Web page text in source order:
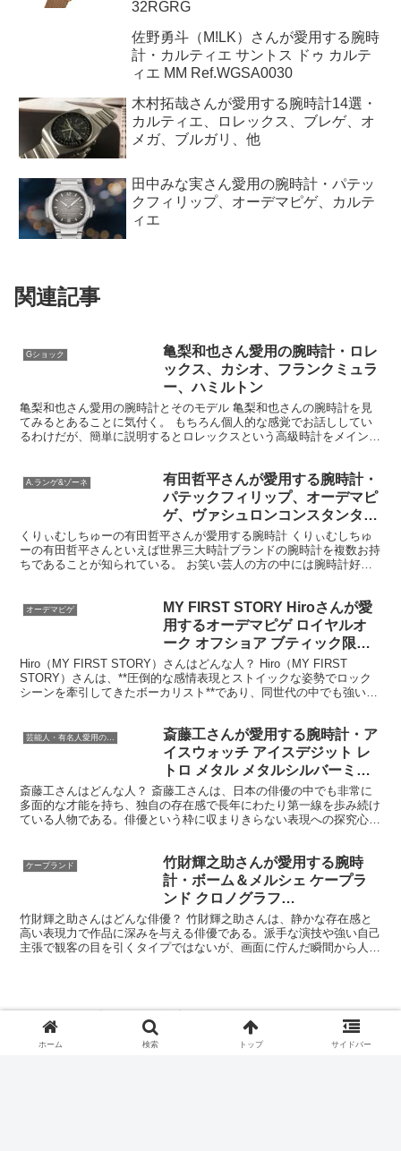
32RGRG
佐野勇斗（M!LK）さんが愛用する腕時
計・カルティエ サントス ドゥ カルテ
ィエ MM Ref.WGSA0030
木村拓哉さんが愛用する腕時計14選・
カルティエ、ロレックス、ブレゲ、オ
メガ、ブルガリ、他
田中みな実さん愛用の腕時計・パテッ
クフィリップ、オーデマピゲ、カルテ
ィエ
関連記事
Gショック
亀梨和也さん愛用の腕時計・ロレ
ックス、カシオ、フランクミュラ
ー、ハミルトン
亀梨和也さん愛用の腕時計とそのモデル 亀梨和也さんの腕時計を見
てみるとあることに気付く。 もちろん個人的な感覚でお話ししてい
るわけだが、簡単に説明するとロレックスという高級時計をメインと
A.ランゲ&ゾーネ
有田哲平さんが愛用する腕時計・
パテックフィリップ、オーデマピ
ゲ、ヴァシュロンコンスタンタ
ン、A.ランゲ＆ゾーネ、ハミルト
ン、グッチ、他
くりぃむしちゅーの有田哲平さんが愛用する腕時計 くりぃむしちゅ
ーの有田哲平さんといえば世界三大時計ブランドの腕時計を複数お持
ちであることが知られている。 お笑い芸人の方の中には腕時計好き
オーデマピゲ
MY FIRST STORY Hiroさんが愛
用するオーデマピゲ ロイヤルオ
ーク オフショア ブティック限定
Ref.77600CE.OO.A002CA.01
Hiro（MY FIRST STORY）さんはどんな人？ Hiro（MY FIRST
STORY）さんは、**圧倒的な感情表現とストイックな姿勢でロック
シーンを牽引してきたボーカリスト**であり、同世代の中でも強い存
芸能人・有名人愛用の腕時計
斎藤工さんが愛用する腕時計・ア
イスウォッチ アイスデジット レ
トロ メタル メタルシルバーミラ
ーブラック Ref.022735
斎藤工さんはどんな人？ 斎藤工さんは、日本の俳優の中でも非常に
多面的な才能を持ち、独自の存在感で長年にわたり第一線を歩み続け
ている人物である。俳優という枠に収まりきらない表現への探究心
ケープランド
竹財輝之助さんが愛用する腕時
計・ボーム＆メルシェ ケープラ
ンド クロノグラフ
Ref.M0A10001
竹財輝之助さんはどんな俳優？ 竹財輝之助さんは、静かな存在感と
高い表現力で作品に深みを与える俳優である。派手な演技や強い自己
主張で観客の目を引くタイプではないが、画面に佇んだ瞬間から人物
ホーム A.ランゲ&ゾーネ
ホーム 検索 トップ サイドバー